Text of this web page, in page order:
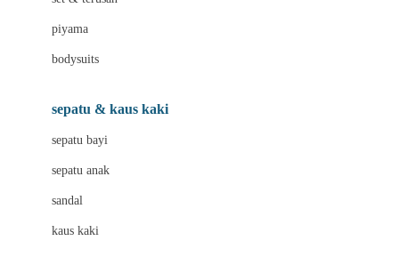
Beauty Barn
Bio Oil
Biolane
Bizzi Growin
piyama
bodysuits
sepatu & kaus kaki
sepatu bayi
sepatu anak
sandal
kaus kaki